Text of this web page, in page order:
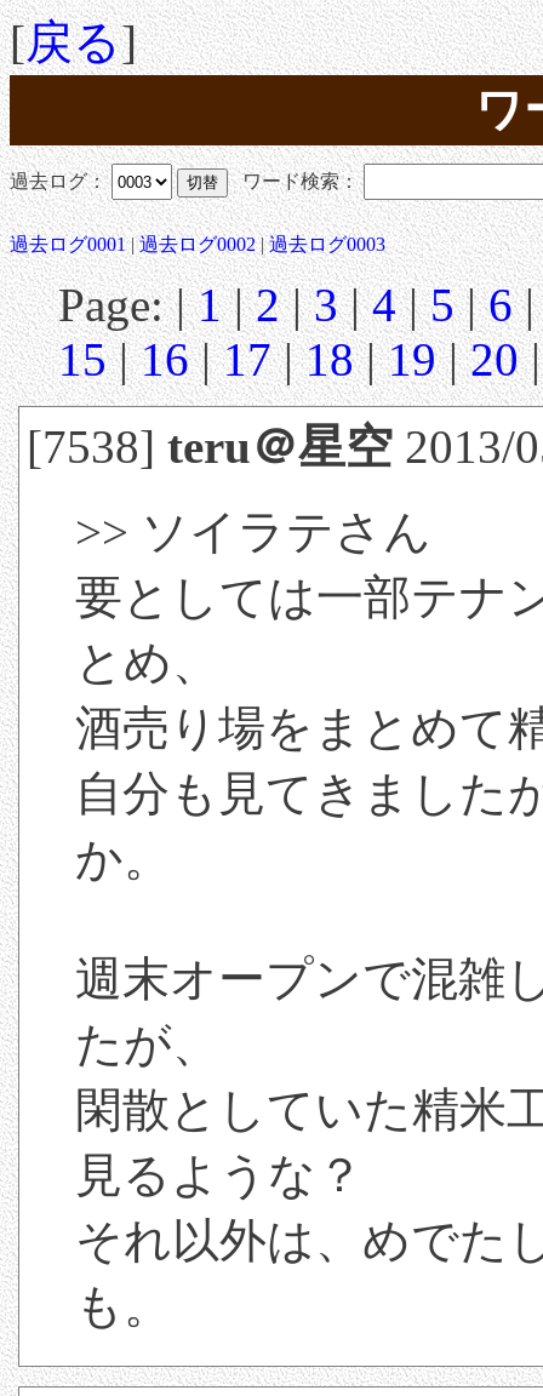
[戻る]
ワ
過去ログ： ワード検索：
過去ログ0001|過去ログ0002|過去ログ0003
Page: |1|2|3|4|5|6
15|16|17|18|19|20
[7538]teru＠星空 2013/
>> ソイラテさん
要としては一部テナ
とめ、
酒売り場をまとめて
自分も見てきました
か。
週末オープンで混雑
たが、
閑散としていた精米
見るような？
それ以外は、めでた
も。